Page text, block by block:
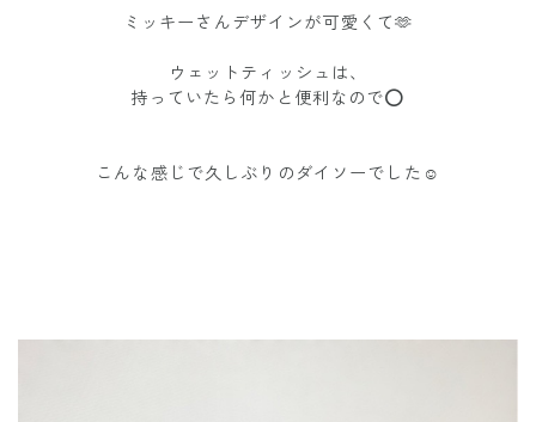
ミッキーさんデザインが可愛くて🫶
ウェットティッシュは、
持っていたら何かと便利なので⭕️
こんな感じで久しぶりのダイソーでした☺️